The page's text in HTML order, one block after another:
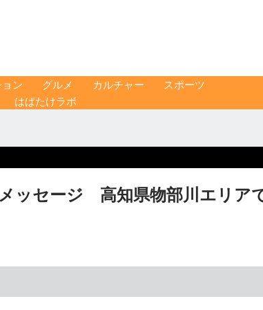
ン グルメ カルチャー
スポーツ
はばたけラボ
ッセージ 高知県物部川エリア